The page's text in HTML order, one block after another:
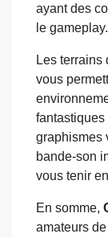
ayant des
le gameplay.
Les terrains
vous
fantastiques
graphismes
bande-son
vous tenir
En somme,
amateurs